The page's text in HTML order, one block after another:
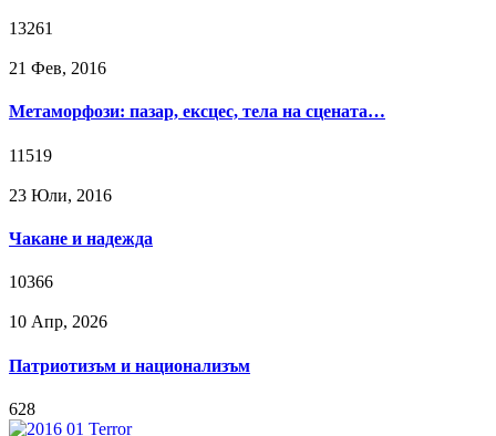
13261
21 Фев, 2016
Метаморфози: пазар, ексцес, тела на сцената…
11519
23 Юли, 2016
Чакане и надежда
10366
10 Апр, 2026
Патриотизъм и национализъм
628